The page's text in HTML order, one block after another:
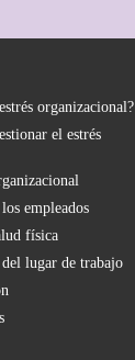
organizacional?
el estrés
empleados
física
lugar de trabajo